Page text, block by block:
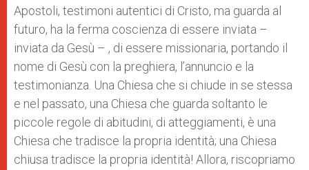
Apostoli, testimoni autentici di Cristo, ma guarda al
futuro, ha la ferma coscienza di essere inviata –
inviata da Gesù – , di essere missionaria, portando il
nome di Gesù con la preghiera, l’annuncio e la
testimonianza. Una Chiesa che si chiude in se stessa
e nel passato, una Chiesa che guarda soltanto le
piccole regole di abitudini, di atteggiamenti, è una
Chiesa che tradisce la propria identità; una Chiesa
chiusa tradisce la propria identità! Allora, riscopriamo